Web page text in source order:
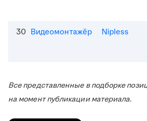
30 Видеомонтажёр Nipless
Все представленные в подборке
на момент публикации материала.